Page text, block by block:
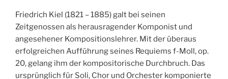
Friedrich Kiel (1821 – 1885) galt bei seinen
Zeitgenossen als herausragender Komponist und
angesehener Kompositionslehrer. Mit der überaus
erfolgreichen Aufführung seines Requiems f-Moll, op.
20, gelang ihm der kompositorische Durchbruch. Das
ursprünglich für Soli, Chor und Orchester komponierte